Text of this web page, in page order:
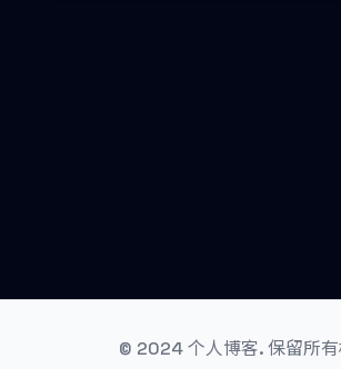
© 2024 个人博客. 保留所